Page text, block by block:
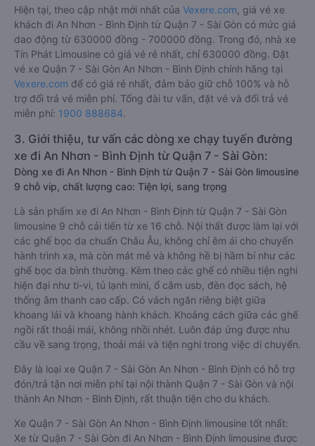
Hiện tại, theo cập nhật mới nhất của Vexere.com , giá vé xe
khách đi An Nhơn - Bình Định từ Quận 7 - Sài Gòn có mức giá
dao động từ 630000 đồng - 700000 đồng. Trong đó, nhà xe
Tín Phát Limousine có giá vé rẻ nhất, chỉ 630000 đồng. Đặt
vé xe Quận 7 - Sài Gòn An Nhơn - Bình Định chính hãng tại
Vexere.com để có giá rẻ nhất, đảm bảo giữ chỗ 100% và hỗ
trợ đổi trả vé miễn phí. Tổng đài tư vấn, đặt vé và đổi trả vé
miễn phí: 1900 888684.
3. Giới thiệu, tư vấn các dòng xe chạy tuyến đường
xe đi An Nhơn - Bình Định từ Quận 7 - Sài Gòn:
Dòng xe đi An Nhơn - Bình Định từ Quận 7 - Sài Gòn limousine
9 chỗ vip, chất lượng cao: Tiện lợi, sang trọng
Là sản phẩm xe đi An Nhơn - Bình Định từ Quận 7 - Sài Gòn
limousine 9 chỗ cải tiến từ xe 16 chỗ. Nội thất được làm lại với
các ghế bọc da chuẩn Châu Âu, không chỉ êm ái cho chuyến
hành trình xa, mà còn mát mẻ và không hề bị hầm bí như các
ghế bọc da bình thường. Kèm theo các ghế có nhiều tiện nghi
hiện đại như ti-vi, tủ lạnh mini, ổ cắm usb, đèn đọc sách, hệ
thống âm thanh cao cấp. Có vách ngăn riêng biệt giữa
khoang lái và khoang hành khách. Khoảng cách giữa các ghế
ngồi rất thoải mái, không nhồi nhét. Luôn đáp ứng được nhu
cầu về sang trọng, thoải mái và tiện nghi trong việc di chuyển.
Đây là loại xe Quận 7 - Sài Gòn An Nhơn - Bình Định có hỗ trợ
đón/trả tận nơi miễn phí tại nội thành Quận 7 - Sài Gòn và nội
thành An Nhơn - Bình Định, rất thuận tiện cho du khách.
Xe Quận 7 - Sài Gòn An Nhơn - Bình Định limousine tốt nhất:
Xe từ Quận 7 - Sài Gòn đi An Nhơn - Bình Định limousine được